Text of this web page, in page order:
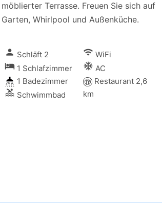
möblierter Terrasse. Freuen Sie sich auf
Garten, Whirlpool und Außenküche.
person Schläft 2
local_hotel 1 Schlafzimmer
1 Badezimmer
pool Schwimmbad
wifi WiFi
ac_unitif
AC
Restaurant 2,6
km